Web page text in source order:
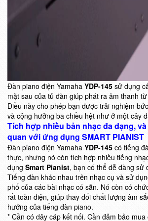
Đàn piano điện Yamaha YDP-145 sử dụng
mặt sau của tủ đàn giúp phát ra âm thanh
Điều này cho phép bạn được trải nghiệm
và cộng hưởng ba chiều hệt như ở một cây
Tích hợp nhiều bản nhạc đa dạng,
quan với ứng dụng SMART PIANIST
Đàn piano điện Yamaha YDP-145 có tiếng
thực, nhưng nó còn tích hợp nhiều tiếng
dụng Smart Pianist, bạn có thể dễ dàng sử
Tiếng đàn khác nhau trên nhạc cụ và sử
phổ của các bài nhạc có sẵn. Nó còn có
rất toàn diện, giúp thay đổi chất lượng âm
hưởng của tiếng đàn piano.
* Cần có dây cáp kết nối. Cần đảm bảo